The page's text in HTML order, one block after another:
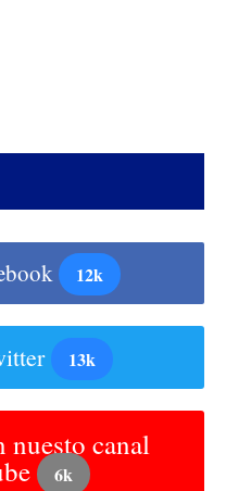
12k
13k
nuesto canal
6k